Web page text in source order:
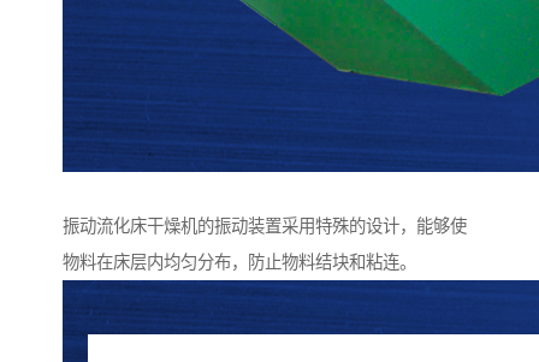
振动流化床干燥机的振动装置采用特殊的设计，能够使
物料在床层内均匀分布，防止物料结块和粘连。